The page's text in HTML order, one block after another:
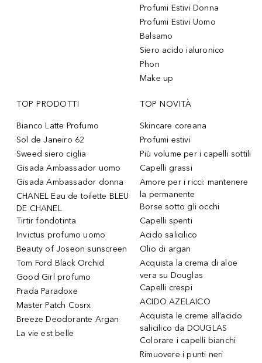
Profumi Estivi Donna
Profumi Estivi Uomo
Balsamo
Siero acido ialuronico
Phon
Make up
TOP PRODOTTI
Bianco Latte Profumo
Sol de Janeiro 62
Sweed siero ciglia
Gisada Ambassador uomo
Gisada Ambassador donna
CHANEL Eau de toilette BLEU
DE CHANEL
Tirtir fondotinta
Invictus profumo uomo
Beauty of Joseon sunscreen
Tom Ford Black Orchid
Good Girl profumo
Prada Paradoxe
Master Patch Cosrx
Breeze Deodorante Argan
La vie est belle
TOP NOVITÀ
Skincare coreana
Profumi estivi
Più volume per i capelli sottili
Capelli grassi
Amore per i ricci: mantenere
la permanente
Borse sotto gli occhi
Capelli spenti
Acido salicilico
Olio di argan
Acquista la crema di aloe
vera su Douglas
Capelli crespi
ACIDO AZELAICO
Acquista le creme all’acido
salicilico da DOUGLAS
Colorare i capelli bianchi
Rimuovere i punti neri